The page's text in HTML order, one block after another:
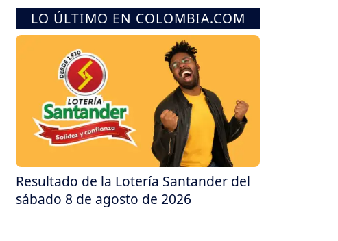
LO ÚLTIMO EN COLOMBIA.COM
Resultado de la Lotería Santander del
sábado 8 de agosto de 2026